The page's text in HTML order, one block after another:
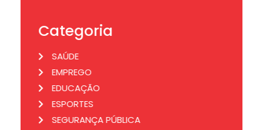
Categoria
SAÚDE
EMPREGO
EDUCAÇÃO
ESPORTES
SEGURANÇA PÚBLICA